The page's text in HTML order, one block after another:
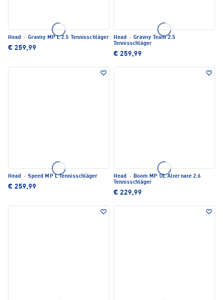
Head · Gravity MP L 2.5 Tennisschläger
€ 259,99
Head · Gravity Team 2.5
Tennisschläger
€ 259,99
Head · Speed MP L Tennisschläger
€ 259,99
Head · Boom MP UL Alternate 2.6
Tennisschläger
€ 229,99